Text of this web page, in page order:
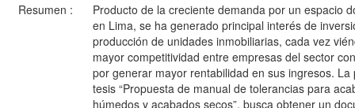
Resumen :
Producto de la creciente demanda por un espacio
en Lima, se ha generado principal interés de
producción de unidades inmobiliarias, cada vez
mayor competitividad entre empresas del sector
por generar mayor rentabilidad en sus ingresos. La
tesis “Propuesta de manual de tolerancias para
húmedos y acabados secos”, busca obtener un